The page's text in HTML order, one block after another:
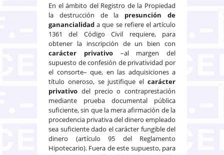
En el ámbito del Registro de la Propiedad
la destrucción de la presunción de
ganancialidad a que se refiere el artículo
1361 del Código Civil requiere, para
obtener la inscripción de un bien con
carácter privativo–al margen del
supuesto de confesión de privatividad por
el consorte– que, en las adquisiciones a
título oneroso, se justifique el carácter
privativo del precio o contraprestación
mediante prueba documental pública
suficiente, sin que la mera afirmación de la
procedencia privativa del dinero empleado
sea suficiente dado el carácter fungible del
dinero (artículo 95 del Reglamento
Hipotecario). Fuera de este supuesto, para